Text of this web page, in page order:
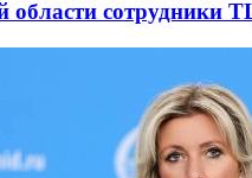
сотрудники